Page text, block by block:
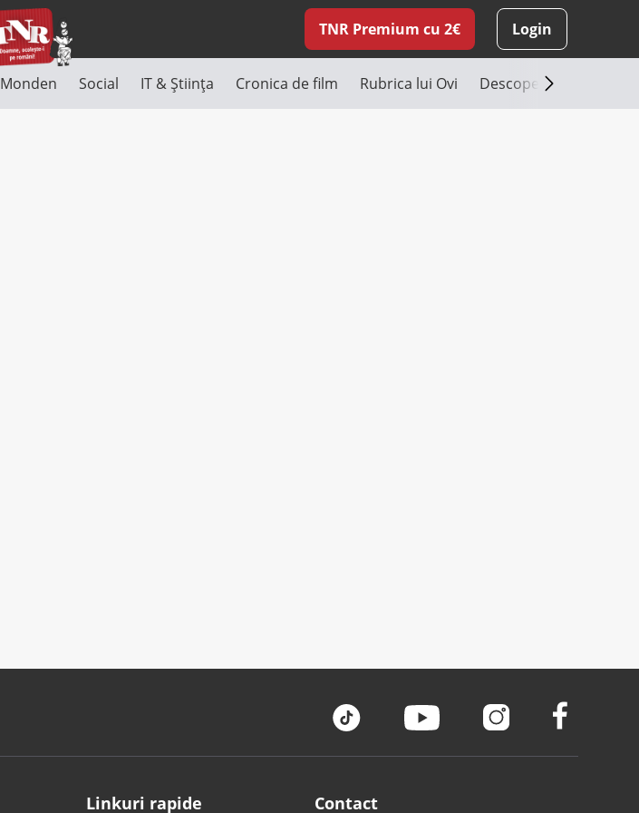
TNR Premium cu 2€ Login
Monden Social IT & Știința Cronica de film Rubrica lui Ovi Descoperă România
Linkuri rapide Contact